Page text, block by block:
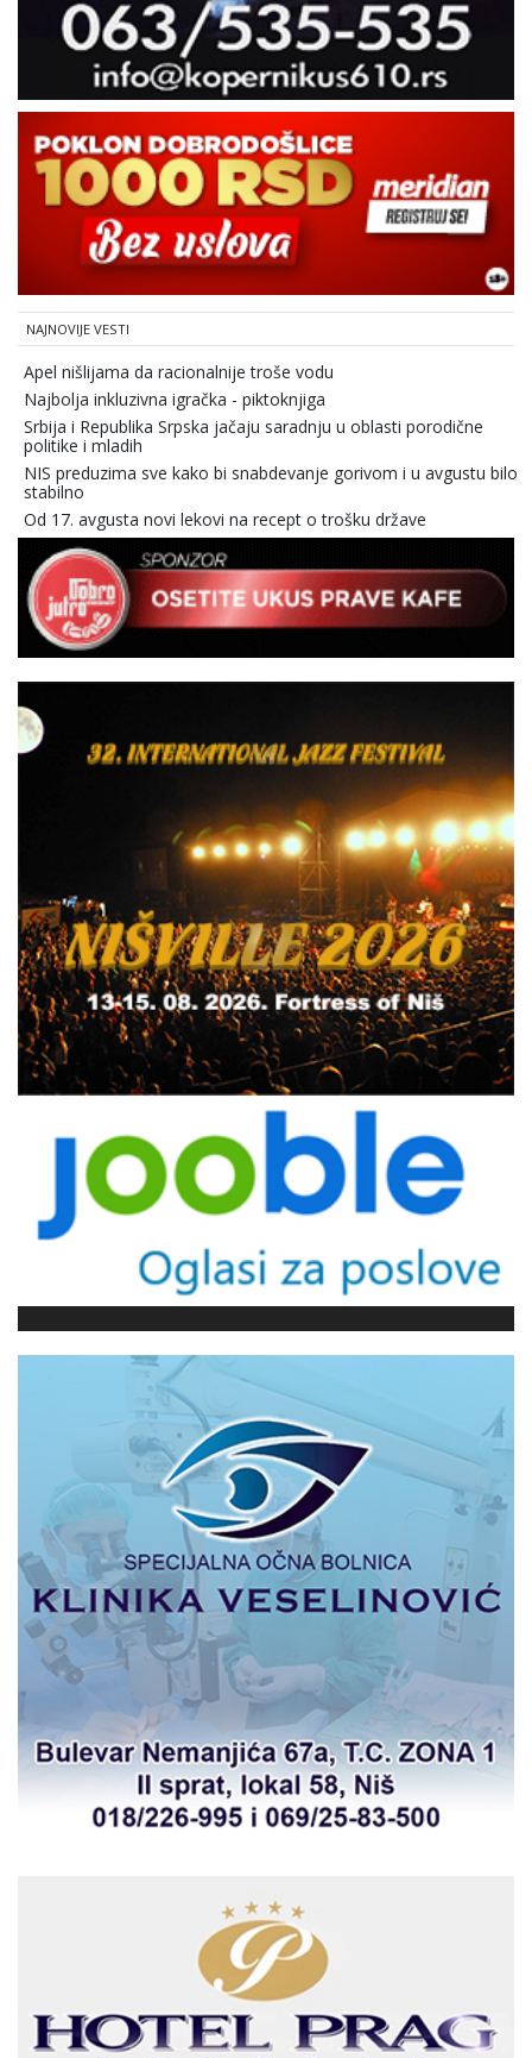
NAJNOVIJE VESTI
Apel nišlijama da racionalnije troše vodu
Najbolja inkluzivna igračka - piktoknjiga
Srbija i Republika Srpska jačaju saradnju u oblasti porodične
politike i mladih
NIS preduzima sve kako bi snabdevanje gorivom i u avgustu bilo
stabilno
Od 17. avgusta novi lekovi na recept o trošku države